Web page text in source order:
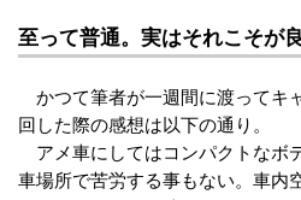
至って普通。実はそれこそが
かつて筆者が一週間に渡ってキ
回した際の感想は以下の通り。
アメ車にしてはコンパクトなボ
車場所で苦労する事もない。車内